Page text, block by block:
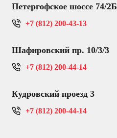
Петергофское шоссе 74/2Б
+7 (812) 200-43-13
Шафировский пр. 10/3/3
+7 (812) 200-44-14
Кудровский проезд 3
+7 (812) 200-44-14